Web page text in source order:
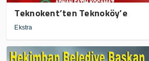
Teknokent’ten Teknoköy’e
Ekstra